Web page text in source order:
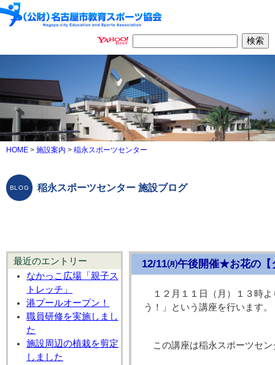
HOME > 施設案内 > 稲永スポーツセンター
稲永スポーツセンター 施設ブログ
最近のエントリー
なかっこ広場「親子ス
トレッチ」
港プールオープン！
職員研修を実施しまし
た
施設周辺の植栽を剪定
しました
12/11㈪午後開催★お花の【
１２月１１日（月）１３時
う！」という講座を行います。
この講座は稲永スポーツセ